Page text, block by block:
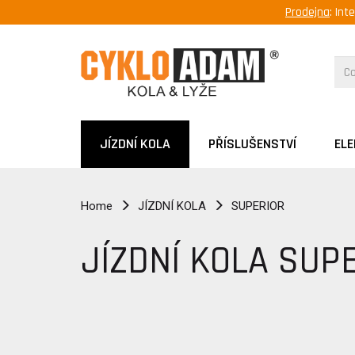
Prodejna:
JÍZDNÍ KOLA PŘÍSLUŠENSTVÍ
Home JÍZDNÍ KOLA SUPERIOR
JÍZDNÍ KOLA